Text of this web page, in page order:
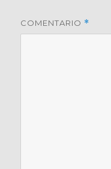
COMENTARIO *